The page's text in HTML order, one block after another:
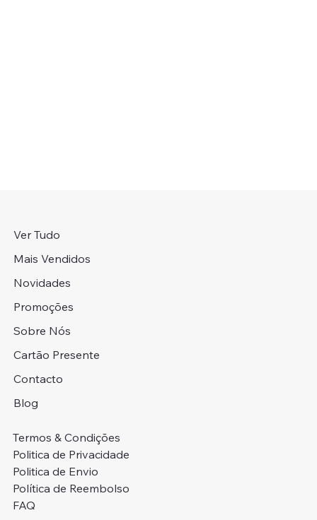
Ver Tudo
Mais Vendidos
Novidades
Promoções
Sobre Nós
Cartão Presente
Contacto
Blog
Termos & Condições
Politica de Privacidade
Politica de Envio
Política de Reembolso
FAQ